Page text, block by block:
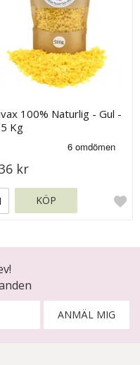
100% Naturlig - Gul -
Kg
kr
KÖP
ANMÄL MIG